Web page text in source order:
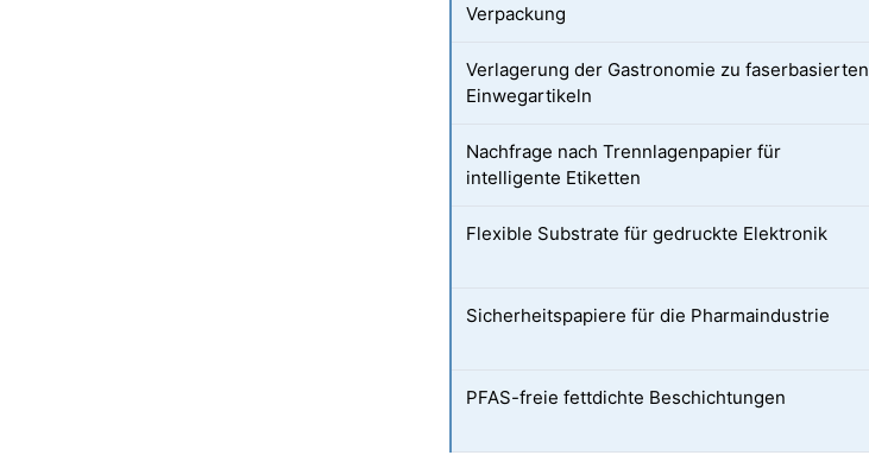
Verpackung
Verlagerung der Gastronomie zu faserbasierten
Einwegartikeln
Nachfrage nach Trennlagenpapier für
intelligente Etiketten
Flexible Substrate für gedruckte Elektronik
Sicherheitspapiere für die Pharmaindustrie
PFAS-freie fettdichte Beschichtungen